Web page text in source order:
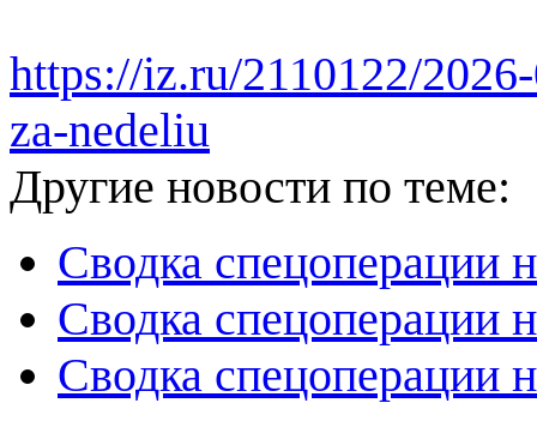
https://iz.ru/2110122/
za-nedeliu
Другие новости по теме:
Сводка спецоперации
Сводка спецоперации
Сводка спецоперации